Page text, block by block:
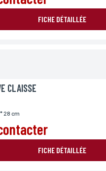
FICHE DÉTAILLÉE
CLAISSE
28 cm
FICHE DÉTAILLÉE